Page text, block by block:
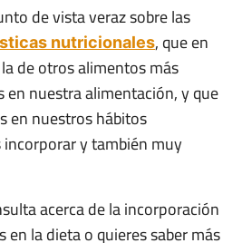
de vista veraz sobre las
nutricionales, que en
de otros alimentos más
nuestra alimentación, y que
en nuestros hábitos
y también muy
acerca de la incorporación
la dieta o quieres saber más